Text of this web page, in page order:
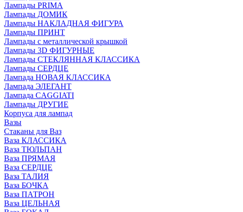
Лампады PRIMA
Лампады ДОМИК
Лампады НАКЛАДНАЯ ФИГУРА
Лампады ПРИНТ
Лампады с металлической крышкой
Лампады 3D ФИГУРНЫЕ
Лампады СТЕКЛЯННАЯ КЛАССИКА
Лампады СЕРДЦЕ
Лампада НОВАЯ КЛАССИКА
Лампада ЭЛЕГАНТ
Лампада CAGGIATI
Лампады ДРУГИЕ
Корпуса для лампад
Вазы
Стаканы для Ваз
Ваза КЛАССИКА
Ваза ТЮЛЬПАН
Ваза ПРЯМАЯ
Ваза СЕРДЦЕ
Ваза ТАЛИЯ
Ваза БОЧКА
Ваза ПАТРОН
Ваза ЦЕЛЬНАЯ